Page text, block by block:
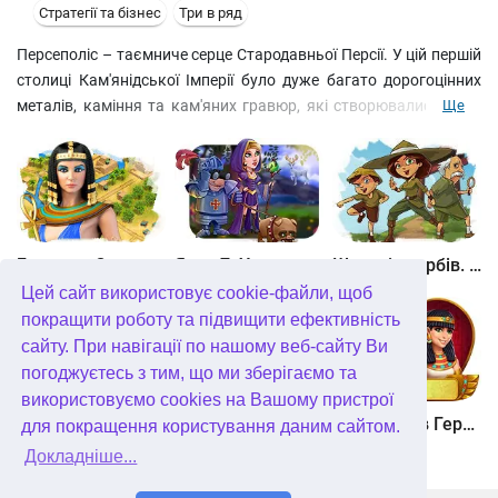
Цей сайт використовує cookie-файли, щоб
покращити роботу та підвищити ефективність
сайту. При навігації по нашому веб-сайту Ви
погоджуєтесь з тим, що ми зберігаємо та
використовуємо cookies на Вашому пристрої
для покращення користування даним сайтом.
Докладніше...
Стратегії та бізнес Три в ряд
Персеполіс – таємниче серце Стародавньої Персії. У цій першій
столиці Кам'янідської Імперії було дуже багато дорогоцінних
металів, каміння та кам'яних гравюр, які створювалися, щоб
Його екзотичні сади і вражаюча архітектура, що колись
наповнювали це місце, поховані під віковими пісками.
Незабаром ви відправитеся в подорож до країни тисячі та
однієї ночі на пошуки загадок, прихованих у руїнах цього
стародавнього міста. Щоб досягти успіху, вам знадобиться
вправність і гострий розум. І якщо Вам пощастить і Ви
пройдете весь шлях, то зможете розкрити таємницю Колиски
Давньої Персії.
Ще
Шукачі скарбів. Камінь душі
Шукачі скарбів. Сніжна королева. колекційне видання Алісія Квотермейн 3. Таємниця палаючого золота. колекційне видання 12 подвигів Геракла. Як я зустрів Мегару. колекційне видання